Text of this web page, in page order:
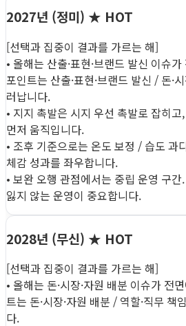
2027년 (정미) ★ HOT
[선택과 집중이 결과를 가르는 해]
• 올해는 산출·표현·브랜드 발신 이슈
포인트는 산출·표현·브랜드 발신 / 돈·
러납니다.
• 지지 촉발은 시지 우선 촉발로 잡히
먼저 움직입니다.
• 조후 기준으로는 온도 보정 / 습도 과
체감 성과를 좌우합니다.
• 보완 오행 관점에서는 중립 운영 구
잃지 않는 운영이 중요합니다.
2028년 (무신) ★ HOT
[선택과 집중이 결과를 가르는 해]
• 올해는 돈·시장·자원 배분 이슈가 전
트는 돈·시장·자원 배분 / 역할·직무 책
다.